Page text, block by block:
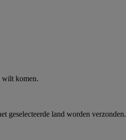
wilt komen.
geselecteerde land worden verzonden.